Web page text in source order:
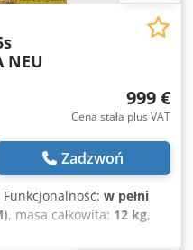
999 €
Cena stała plus VAT
Zadzwoń
Funkcjonalność: w pełni
, masa całkowita: 12 kg,
do betonu z tarczą